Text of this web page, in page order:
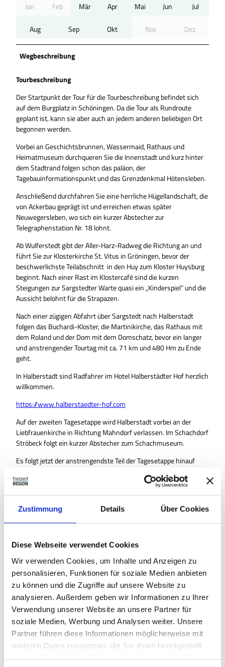
Zustimmung Details Über Cookies
Diese Webseite verwendet Cookies
Wir verwenden Cookies, um Inhalte und Anzeigen zu
personalisieren, Funktionen für soziale Medien anbieten
zu können und die Zugriffe auf unsere Website zu
analysieren. Außerdem geben wir Informationen zu Ihrer
Verwendung unserer Website an unsere Partner für
soziale Medien, Werbung und Analysen weiter. Unsere
Partner führen diese Informationen möglicherweise mit
weiteren Daten zusammen, die Sie ihnen bereitgestellt
Jan Feb Mär Apr Mai Jun Jul
Aug Sep Okt Nov Dez
Wegbeschreibung
Tourbeschreibung
Der Startpunkt der Tour für die Tourbeschreibung befindet sich
auf dem Burgplatz in Schöningen. Da die Tour als Rundroute
geplant ist, kann sie aber auch an jedem anderen beliebigen Ort
begonnen werden.
Vorbei an Geschichtsbrunnen, Wassermaid, Rathaus und
Heimatmuseum durchqueren Sie die Innenstadt und kurz hinter
dem Stadtrand folgen schon das paläon, der
Tagebauinformationspunkt und das Grenzdenkmal Hötensleben.
Anschließend durchfahren Sie eine herrliche Hügellandschaft, die
von Ackerbau geprägt ist und erreichen etwas später
Neuwegersleben, wo sich ein kurzer Abstecher zur
Telegraphenstation Nr. 18 lohnt.
Ab Wulferstedt gibt der Aller-Harz-Radweg die Richtung an und
führt Sie zur Klosterkirche St. Vitus in Gröningen, bevor der
beschwerlichste Teilabschnitt in den Huy zum Kloster Huysburg
beginnt. Nach einer Rast im Klostercafé sind die kurzen
Steigungen zur Sargstedter Warte quasi ein „Kinderspiel“ und die
Aussicht belohnt für die Strapazen.
Nach einer zügigen Abfahrt über Sargstedt nach Halberstadt
folgen das Buchardi-Kloster, die Martinikirche, das Rathaus mit
dem Roland und der Dom mit dem Domschatz, bevor ein langer
und anstrengender Tourtag mit ca. 71 km und 480 Hm zu Ende
geht.
In Halberstadt sind Radfahrer im Hotel Halberstädter Hof herzlich
willkommen.
https://www.halberstaedter-hof.com
Auf der zweiten Tagesetappe wird Halberstadt vorbei an der
Liebfrauenkirche in Richtung Mahndorf verlassen. Im Schachdorf
Ströbeck folgt ein kurzer Abstecher zum Schachmuseum.
Es folgt jetzt der anstrengendste Teil der Tagesetappe hinauf
hinunter nach Wilhelmshall belohnt wird. Der Picknickplatz an
Zwischen Badersleben und Vogelsdorf können Sie den neuen
Radweg auf der ehemaligen Bahnstrecke genießen, bevor die
Westerburg führt. Eine Pause für die Besichtigung von
Nach der Fahrt entlang des Obstlehrpfades zwischen Westerburg
und Rohrsheim erreichen Sie Pollands-Hof, wo sich auch die
Fallstein-Destillerie und das Fallstein-Gästehaus befindet.
Schauen Sie einfach mal hinein.
Entlang des Grünen Bandes erreichen Sie den Großen Graben
und meistern anschließend den Aufstieg über Jerxheim zum
Aussichtsturm auf dem Heeseberg, von wo sie fast den
gesamten Bereich Ihrer zurückgelegten Strecke überblicken
können.